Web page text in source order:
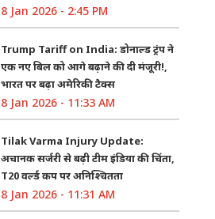
8 Jan 2026 - 2:45 PM
Trump Tariff on India: डोनाल्ड ट्रंप ने
एक नए बिल को आगे बढ़ाने की दी मंजूरी!,
भारत पर बढ़ा अमेरिकी टैक्स
8 Jan 2026 - 11:33 AM
Tilak Varma Injury Update:
अचानक सर्जरी से बढ़ी टीम इंडिया की चिंता,
T20 वर्ल्ड कप पर अनिश्चितता
8 Jan 2026 - 11:31 AM